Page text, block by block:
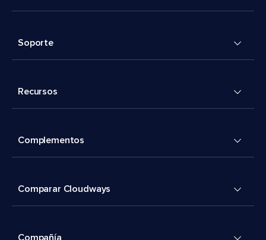
Soporte
Recursos
Complementos
Comparar Cloudways
Compañía